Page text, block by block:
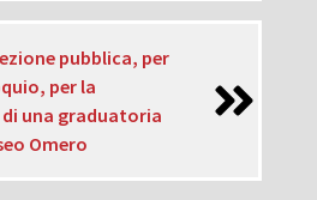
pubblica, per
per la
una graduatoria
Omero